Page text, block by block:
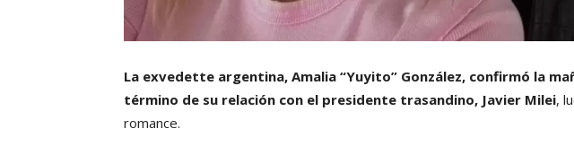
La exvedette argentina, Amalia “Yuyito” González, confirmó la
término de su relación con el presidente trasandino, Javier Milei,
romance.